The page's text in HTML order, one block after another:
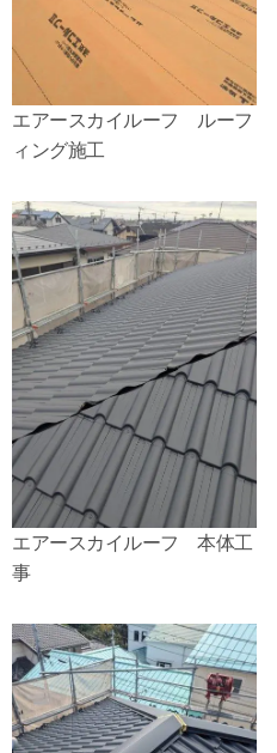
エアースカイルーフ ルーフ
ィング施工
エアースカイルーフ 本体工
事